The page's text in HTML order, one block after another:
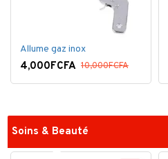
Allume gaz inox
4,000FCFA 10,000FCFA
Soins & Beauté